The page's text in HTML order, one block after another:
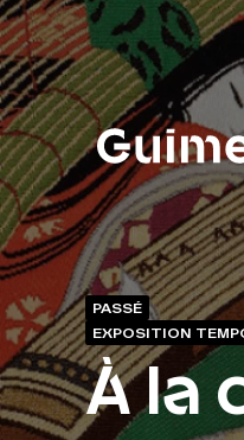
PASSÉ
EXPOSITION
À la
Panneau de gestion des